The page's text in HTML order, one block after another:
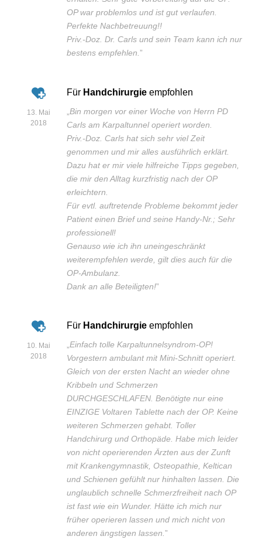
OP war problemlos und ist gut verlaufen.
Perfekte Nachbetreuung!!
Priv.-Doz. Dr. Carls und sein Team kann ich nur
bestens empfehlen.”
13. Mai
2018
Für Handchirurgie empfohlen
Bin morgen vor einer Woche von Herrn PD
Carls am Karpaltunnel operiert worden.
Priv.-Doz. Carls hat sich sehr viel Zeit
genommen und mir alles ausführlich erklärt.
Dazu hat er mir viele hilfreiche Tipps gegeben,
die mir den Alltag kurzfristig nach der OP
erleichtern.
Für evtl. auftretende Probleme bekommt jeder
Patient einen Brief und seine Handy-Nr.; Sehr
professionell!
Genauso wie ich ihn uneingeschränkt
weiterempfehlen werde, gilt dies auch für die
OP-Ambulanz.
Dank an alle Beteiligten!”
10. Mai
2018
Für Handchirurgie empfohlen
„Einfach tolle Karpaltunnelsyndrom-OP!
Vorgestern ambulant mit Mini-Schnitt operiert.
Gleich von der ersten Nacht an wieder ohne
Kribbeln und Schmerzen
DURCHGESCHLAFEN. Benötigte nur eine
EINZIGE Voltaren Tablette nach der OP. Keine
weiteren Schmerzen gehabt. Toller
Handchirurg und Orthopäde. Habe mich leider
von nicht operierenden Ärzten aus der Zunft
mit Krankengymnastik, Osteopathie, Keltican
und Schienen gefühlt nur hinhalten lassen. Die
unglaublich schnelle Schmerzfreiheit nach OP
ist fast wie ein Wunder. Hätte ich mich nur
früher operieren lassen und mich nicht von
anderen ängstigen lassen.”